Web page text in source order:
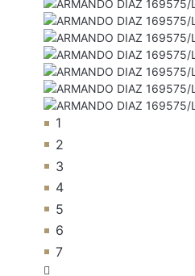
1
2
3
4
5
6
7